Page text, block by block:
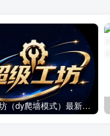
超级工坊（dy爬墙模式）最新首码项目